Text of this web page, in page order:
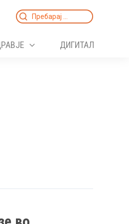
Search
ДИГИТАЛ